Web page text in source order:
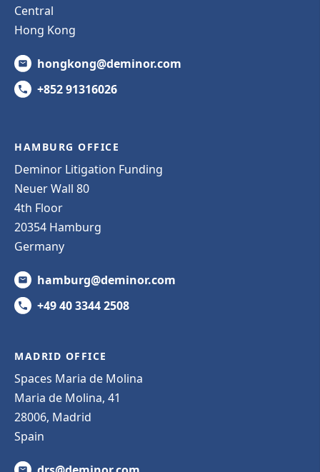
Central
Hong Kong
hongkong@deminor.com
+852 91316026
HAMBURG OFFICE
Deminor Litigation Funding
Neuer Wall 80
4th Floor
20354 Hamburg
Germany
hamburg@deminor.com
+49 40 3344 2508
MADRID OFFICE
Spaces Maria de Molina
Maria de Molina, 41
28006, Madrid
Spain